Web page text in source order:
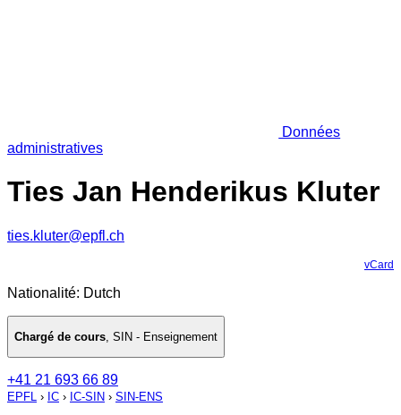
Données
administratives
Ties Jan Henderikus Kluter
ties.kluter@epfl.ch
vCard
Nationalité: Dutch
Chargé de cours, SIN - Enseignement
+41 21 693 66 89
EPFL › IC › IC-SIN › SIN-ENS